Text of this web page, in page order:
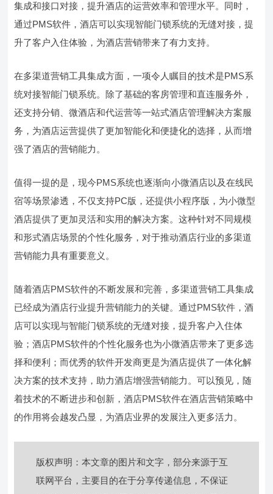
集成和接口对接，提升酒店的运营效率和管理水平。同时，
通过PMS软件，酒店可以实现智能门锁系统的无缝对接，提
升了客户入住体验，为酒店营销带来了有力支持。
在多渠道营销工具集成方面，一项令人瞩目的技术是PMS系
统对接智能门锁系统。除了基础的客房管理和直连服务外，
还支持分销、微酒店和代运营等一站式酒店管理解决方案服
务，为酒店运营提供了更加智能化和便捷化的选择，从而增
强了酒店的营销能力。
值得一提的是，现今PMS系统也逐渐向小微酒店以及在线民
宿等场景渗透，不仅支持PC版，还提供小程序版，为小微型
酒店提供了更加灵活和实用的解决方案。这种针对不同规模
和形式酒店场景的个性化服务，对于推动酒店行业的多渠道
营销能力具有重要意义。
随着酒店PMS软件的不断发展和完善，多渠道营销工具集成
已经成为酒店行业提升营销能力的关键。通过PMS软件，酒
店可以实现与智能门锁系统的无缝对接，提升客户入住体
验；酒店PMS软件的个性化服务也为小微酒店带来了更多选
择和便利；而优秀的软件开发商更是为酒店提供了一体化解
决方案的技术支持，助力酒店增强营销能力。可以预见，随
着技术的不断进步和创新，酒店PMS软件在酒店营销策略中
的作用将会越发凸显，为酒店业界的发展注入更多活力。
版权声明：本文章的图片和文字，部分来源于互
联网平台，主要目的在于分享传递信息，不保证